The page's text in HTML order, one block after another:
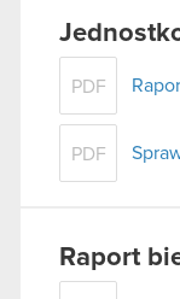
PDF
PDF
Raport